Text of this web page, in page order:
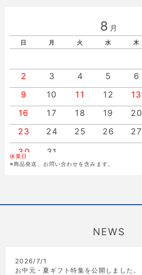
8 月
日 月 火 水 木
2
3 4 5 6
9
10 11 12 13
16
17 18 19 20
23
24 25 26 27
30 31
休業日
※商品発送、お問い合わせを含みます。
NEWS
2026/7/1
お中元・夏ギフト特集を公開しました。